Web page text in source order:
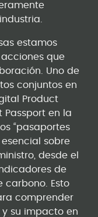
estamos
que
Uno de
conjuntos en
Product
Passport en la
“pasaportes
sobre
desde el
de
carbono. Esto
comprender
su impacto en